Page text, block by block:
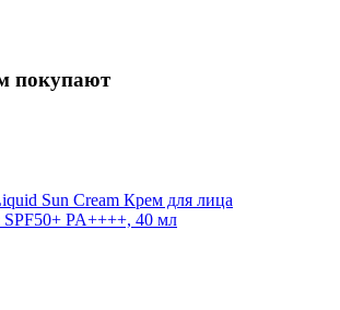
покупают
Sun Cream Крем для лица
PA++++, 40 мл